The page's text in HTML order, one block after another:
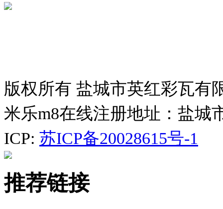
版权所有 盐城市英红彩瓦有
米乐m8在线注册地址：盐城
ICP: 苏ICP备20028615号-1
推荐链接